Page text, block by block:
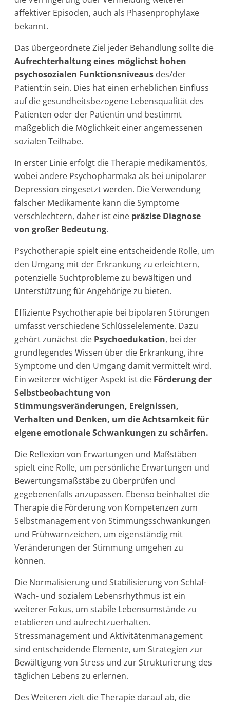
affektiver Episoden, auch als Phasenprophylaxe
bekannt.
Das übergeordnete Ziel jeder Behandlung sollte die
Aufrechterhaltung eines möglichst hohen
psychosozialen Funktionsniveaus des/der
Patient:in sein. Dies hat einen erheblichen Einfluss
auf die gesundheitsbezogene Lebensqualität des
Patienten oder der Patientin und bestimmt
maßgeblich die Möglichkeit einer angemessenen
sozialen Teilhabe.
In erster Linie erfolgt die Therapie medikamentös,
wobei andere Psychopharmaka als bei unipolarer
Depression eingesetzt werden. Die Verwendung
falscher Medikamente kann die Symptome
verschlechtern, daher ist eine präzise Diagnose
von großer Bedeutung.
Psychotherapie spielt eine entscheidende Rolle, um
den Umgang mit der Erkrankung zu erleichtern,
potenzielle Suchtprobleme zu bewältigen und
Unterstützung für Angehörige zu bieten.
Effiziente Psychotherapie bei bipolaren Störungen
umfasst verschiedene Schlüsselelemente. Dazu
gehört zunächst die Psychoedukation, bei der
grundlegendes Wissen über die Erkrankung, ihre
Symptome und den Umgang damit vermittelt wird.
Ein weiterer wichtiger Aspekt ist die Förderung der
Selbstbeobachtung von
Stimmungsveränderungen, Ereignissen,
Verhalten und Denken, um die Achtsamkeit für
eigene emotionale Schwankungen zu schärfen.
Die Reflexion von Erwartungen und Maßstäben
spielt eine Rolle, um persönliche Erwartungen und
Bewertungsmaßstäbe zu überprüfen und
gegebenenfalls anzupassen. Ebenso beinhaltet die
Therapie die Förderung von Kompetenzen zum
Selbstmanagement von Stimmungsschwankungen
und Frühwarnzeichen, um eigenständig mit
Veränderungen der Stimmung umgehen zu
können.
Die Normalisierung und Stabilisierung von Schlaf-
Wach- und sozialem Lebensrhythmus ist ein
weiterer Fokus, um stabile Lebensumstände zu
etablieren und aufrechtzuerhalten.
Stressmanagement und Aktivitätenmanagement
sind entscheidende Elemente, um Strategien zur
Bewältigung von Stress und zur Strukturierung des
täglichen Lebens zu erlernen.
Des Weiteren zielt die Therapie darauf ab, die